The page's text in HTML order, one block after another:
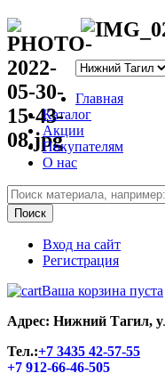
Главная
Каталог
Акции
Покупателям
О нас
Вход на сайт
Регистрация
Ваша корзина пуста
Адрес: Нижний Тагил,
Тел.:+7 3435 42-57-55
+7 912-66-46-505